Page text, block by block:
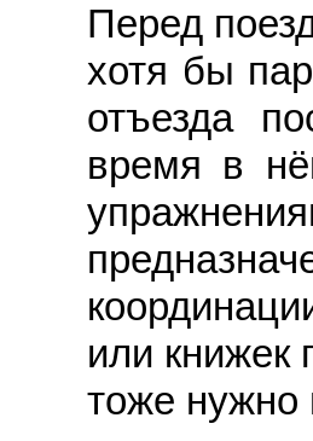
Перед
хотя бы
отъезда
время в
или книжек
тоже нужно